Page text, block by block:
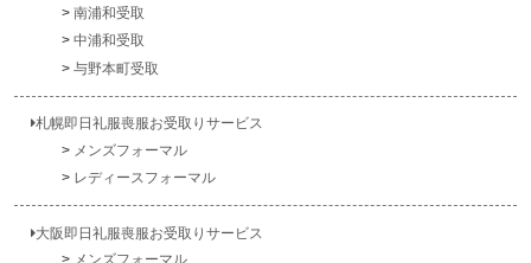
南浦和受取
中浦和受取
与野本町受取
札幌即日礼服喪服お受取りサービス
メンズフォーマル
レディースフォーマル
大阪即日礼服喪服お受取りサービス
メンズフォーマル